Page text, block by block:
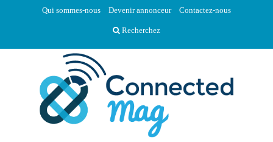
Qui sommes-nous Devenir annonceur Contactez-nous
Recherchez